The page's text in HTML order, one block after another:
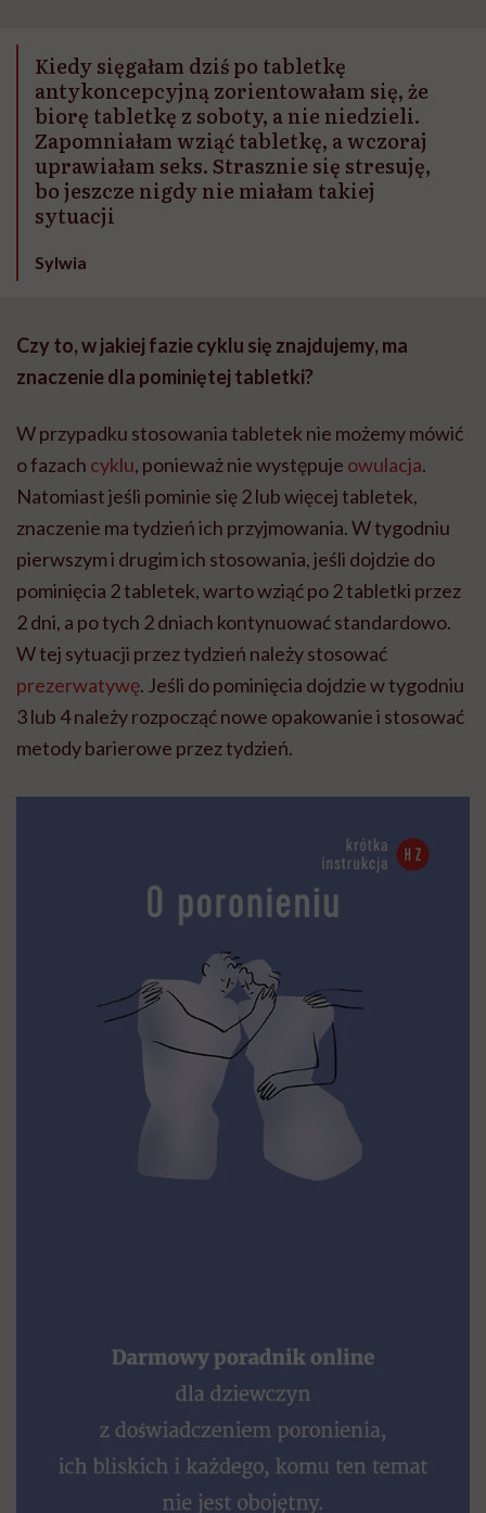
Kiedy sięgałam dziś po tabletkę
antykoncepcyjną zorientowałam się, że
biorę tabletkę z soboty, a nie niedzieli.
Zapomniałam wziąć tabletkę, a wczoraj
uprawiałam seks. Strasznie się stresuję,
bo jeszcze nigdy nie miałam takiej
sytuacji
Sylwia
Czy to, w jakiej fazie cyklu się znajdujemy, ma
znaczenie dla pominiętej tabletki?
W przypadku stosowania tabletek nie możemy mówić
o fazach cyklu, ponieważ nie występuje owulacja.
Natomiast jeśli pominie się 2 lub więcej tabletek,
znaczenie ma tydzień ich przyjmowania. W tygodniu
pierwszym i drugim ich stosowania, jeśli dojdzie do
pominięcia 2 tabletek, warto wziąć po 2 tabletki przez
2 dni, a po tych 2 dniach kontynuować standardowo.
W tej sytuacji przez tydzień należy stosować
prezerwatywę. Jeśli do pominięcia dojdzie w tygodniu
3 lub 4 należy rozpocząć nowe opakowanie i stosować
metody barierowe przez tydzień.